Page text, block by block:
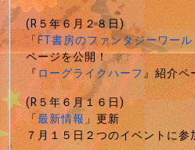
(R５年６月２８日)
「FT書房のファンタジーワー
ページを公開！
『ローグライクハーフ』紹介ペ
(R５年６月１６日)
「最新情報」更新
７月１５日２つのイベントに参